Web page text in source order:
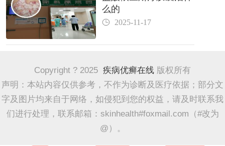
么的
2025-11-17
Copyright ? 2025 疾病优癣在线 版权所有
声明：本站内容仅供参考，不作为诊断及医疗依据；部分文
字及图片均来自于网络，如侵犯到您的权益，请及时联系我
们进行处理，联系邮箱：skinhealth#foxmail.com（#改为
@）。